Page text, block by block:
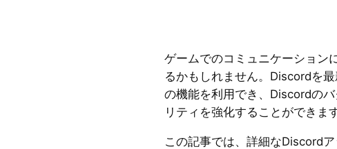
ゲームでのコミュニケーション
るかもしれません。Discordを
の機能を利用でき、Discordの
リティを強化することができます
この記事では、詳細なDiscord